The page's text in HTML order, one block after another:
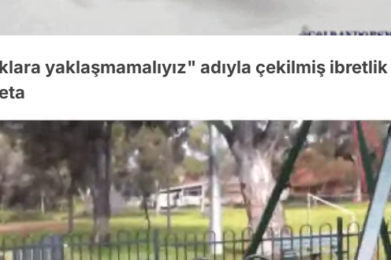
yaklaşmamalıyız" adıyla çekilmiş ibretlik